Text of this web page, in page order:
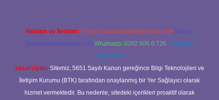
Reklam ve İletişim: E-mail: backlinkpaneli@gmail.com Teams:
forumhizmeti@gmail.com Whatsapp: 0262 606 0 726 Telegram:
@karabul
Yasal Uyarı: Sitemiz, 5651 Sayılı Kanun gereğince Bilgi Teknolojileri ve
İletişim Kurumu (BTK) tarafından onaylanmış bir Yer Sağlayıcı olarak
hizmet vermektedir. Bu nedenle, sitedeki içerikleri proaktif olarak